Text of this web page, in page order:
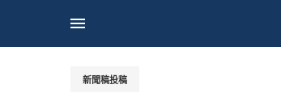
新聞稿投稿